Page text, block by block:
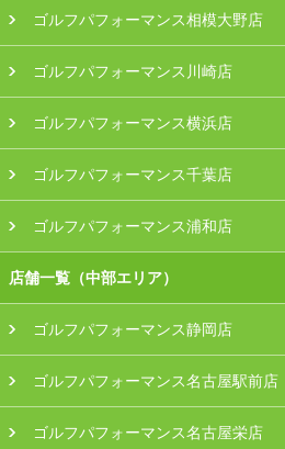
ゴルフパフォーマンス相模大野店
ゴルフパフォーマンス川崎店
ゴルフパフォーマンス横浜店
ゴルフパフォーマンス千葉店
ゴルフパフォーマンス浦和店
店舗一覧（中部エリア）
ゴルフパフォーマンス静岡店
ゴルフパフォーマンス名古屋駅前店
ゴルフパフォーマンス名古屋栄店